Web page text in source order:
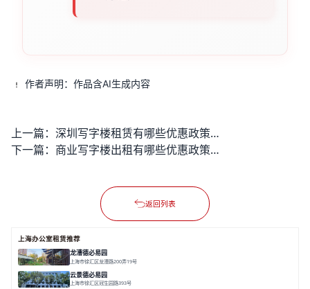
作者声明：作品含AI生成内容
上一篇：
深圳写字楼租赁有哪些优惠政策？
下一篇：
商业写字楼出租有哪些优惠政策？
返回列表
上海办公室租赁推荐
龙漕德必易园
上海市徐汇区龙漕路200弄19号
云景德必易园
上海市徐汇区冠生园路393号